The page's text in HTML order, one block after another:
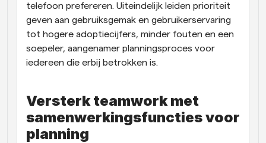
telefoon prefereren. Uiteindelijk leiden prioriteit
geven aan gebruiksgemak en gebruikerservaring
tot hogere adoptiecijfers, minder fouten en een
soepeler, aangenamer planningsproces voor
iedereen die erbij betrokken is.
Versterk teamwork met
samenwerkingsfuncties voor
planning